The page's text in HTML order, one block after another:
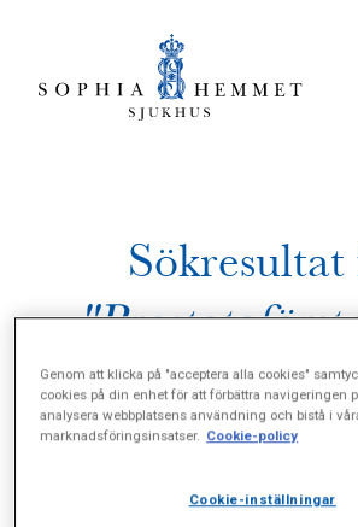
Genom att klicka på "acceptera alla cookies"
cookies på din enhet för att förbättra navigeringen
analysera webbplatsens användning och bistå i
marknadsföringsinsatser. Cookie-policy
Cookie-inställningar